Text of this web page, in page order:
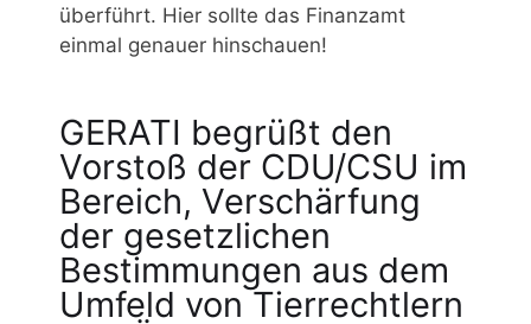
überführt. Hier sollte das Finanzamt
einmal genauer hinschauen!
GERATI begrüßt den
Vorstoß der CDU/CSU im
Bereich, Verschärfung
der gesetzlichen
Bestimmungen aus dem
Umfeld von Tierrechtlern